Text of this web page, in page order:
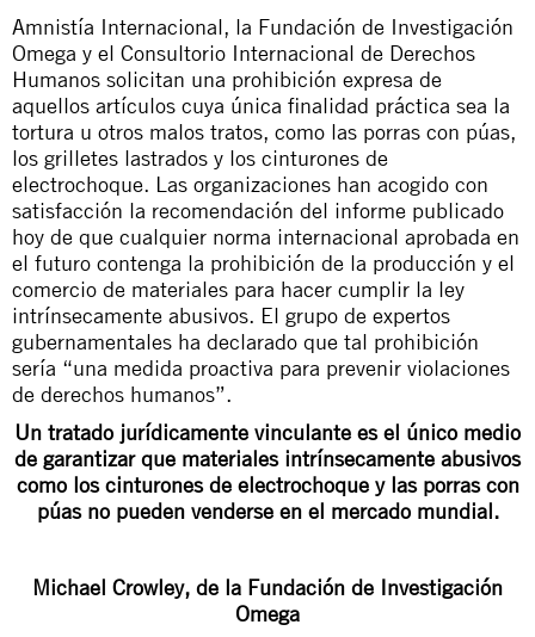
Amnistía Internacional, la Fundación de Investigación
Omega y el Consultorio Internacional de Derechos
Humanos solicitan una prohibición expresa de
aquellos artículos cuya única finalidad práctica sea la
tortura u otros malos tratos, como las porras con púas,
los grilletes lastrados y los cinturones de
electrochoque. Las organizaciones han acogido con
satisfacción la recomendación del informe publicado
hoy de que cualquier norma internacional aprobada en
el futuro contenga la prohibición de la producción y el
comercio de materiales para hacer cumplir la ley
intrínsecamente abusivos. El grupo de expertos
gubernamentales ha declarado que tal prohibición
sería “una medida proactiva para prevenir violaciones
de derechos humanos”.
Un tratado jurídicamente vinculante es el único medio
de garantizar que materiales intrínsecamente abusivos
como los cinturones de electrochoque y las porras con
púas no pueden venderse en el mercado mundial.
Michael Crowley, de la Fundación de Investigación
Omega